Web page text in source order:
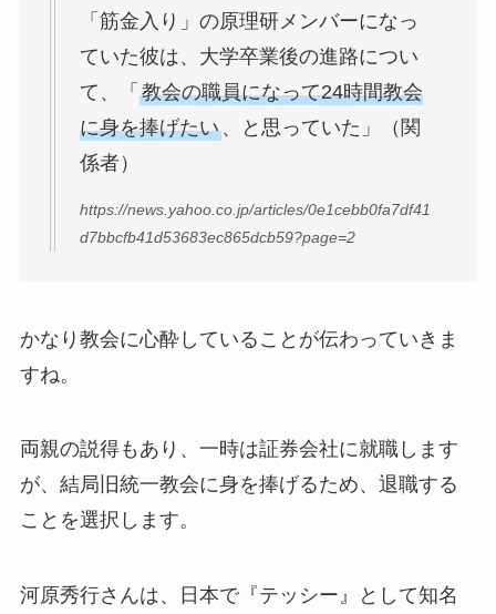
「筋金入り」の原理研メンバーになっ
ていた彼は、大学卒業後の進路につい
て、「 教会の職員になって24時間教会
に身を捧げたい、と思っていた」（関
係者）
https://news.yahoo.co.jp/articles/0e1cebb0fa7df41
d7bbcfb41d53683ec865dcb59?page=2
かなり教会に心酔していることが伝わっていきま
すね。
両親の説得もあり、一時は証券会社に就職します
が、結局旧統一教会に身を捧げるため、退職する
ことを選択します。
河原秀行さんは、日本で『テッシー』として知名